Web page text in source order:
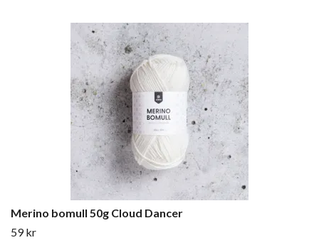
Merino bomull 50g Cloud Dancer
59 kr